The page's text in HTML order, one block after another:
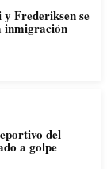
Frederiksen se
inmigración
del
a golpe